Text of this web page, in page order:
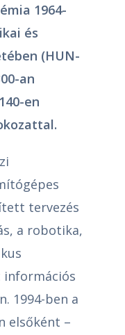
1964-
és
(HUN-
an
en
tervezés
a robotika,
információs
1994-ben a
elsőként –